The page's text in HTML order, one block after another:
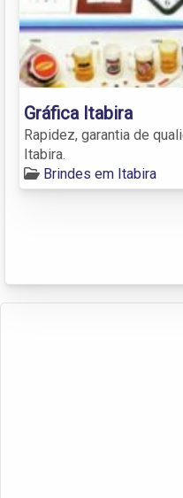
Gráfica Itabira
Rapidez, garantia de
Itabira.
Brindes em Itabira